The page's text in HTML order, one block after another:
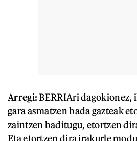
Arregi:BERRIAri dagokionez,
gara asmatzen bada gazteak
zaintzen baditugu, etortzen
Eta etortzen dira irakurle